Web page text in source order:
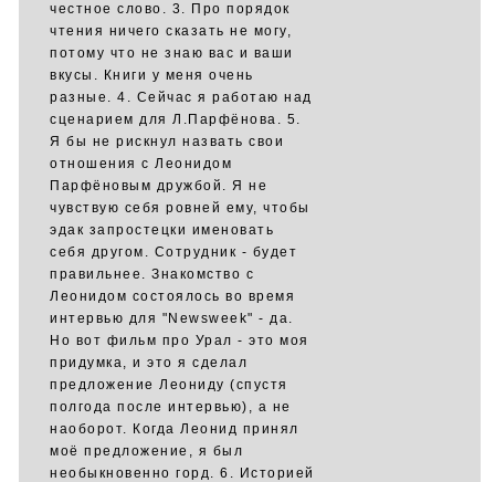
честное слово. 3. Про порядок
чтения ничего сказать не могу,
потому что не знаю вас и ваши
вкусы. Книги у меня очень
разные. 4. Сейчас я работаю над
сценарием для Л.Парфёнова. 5.
Я бы не рискнул назвать свои
отношения с Леонидом
Парфёновым дружбой. Я не
чувствую себя ровней ему, чтобы
эдак запростецки именовать
себя другом. Сотрудник - будет
правильнее. Знакомство с
Леонидом состоялось во время
интервью для "Newsweek" - да.
Но вот фильм про Урал - это моя
придумка, и это я сделал
предложение Леониду (спустя
полгода после интервью), а не
наоборот. Когда Леонид принял
моё предложение, я был
необыкновенно горд. 6. Историей